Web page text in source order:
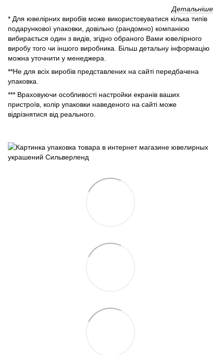
Детальніше
* Для ювелірних виробів може використовуватися кілька типів
подарункової упаковки, довільно (рандомно) компанією
вибирається один з видів, згідно обраного Вами ювелірного
виробу того чи іншого виробника. Більш детальну інформацію
можна уточнити у менеджера.
**Не для всіх виробів представлених на сайті передбачена
упаковка.
*** Враховуючи особливості настройки екранів ваших
пристроїв, колір упаковки наведеного на сайті може
відрізнятися від реального.